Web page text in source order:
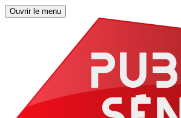
Ouvrir le menu